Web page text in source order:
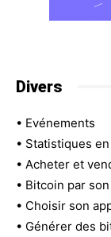
Divers
• Evénements
• Statistiques
• Acheter et
• Bitcoin par
• Choisir son
• Générer des